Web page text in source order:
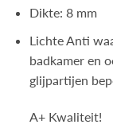
Dikte: 8 mm
Lichte Anti
badkamer en
glijpartijen
A+ Kwaliteit!